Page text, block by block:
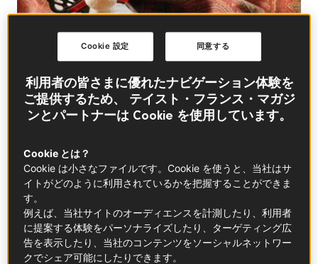
日本では、クリスマスと言えば苺のショートケーキが
人気。通年食べているのに、さらにクリスマスまで？
利用者の皆さまに優れたナビゲーション体験を
ご提供するため、 テイスト・フランス・マガジ
ンとパートナーは Cookie を使用しています。
Cookie とは？
Cookie は小さなファイルです。Cookie を使うと、当社はサ
イトがどのように利用されているかを把握することができま
す。
例えば、当社サイトのオーディエンスを計測したり、利用者
に提案する体験をパーソナライズしたり、ターゲティング広
告を表示したり、当社のコンテンツをソーシャルネットワー
クでシェア可能にしたりできます。
同意する
Cookie 設定